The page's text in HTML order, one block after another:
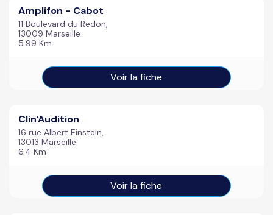
Amplifon - Cabot
11 Boulevard du Redon,
13009 Marseille
5.99 Km
Voir la fiche
Clin'Audition
16 rue Albert Einstein,
13013 Marseille
6.4 Km
Voir la fiche